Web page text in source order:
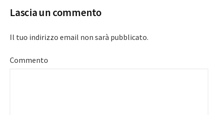
Lascia un commento
Il tuo indirizzo email non sarà pubblicato.
Commento